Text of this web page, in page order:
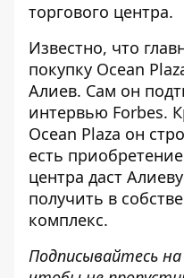
торгового центра.
Известно, что
покупку Ocean
Алиев. Сам он
интервью Forbes.
Ocean Plaza он
есть
центра даст
получить в
комплекс.
Подписывайтесь